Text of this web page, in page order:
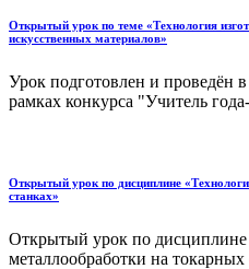
Открытый урок по теме «Технология
искусственных материалов»
Урок подготовлен и проведён
рамках конкурса "Учитель
Открытый урок по дисциплине
станках»
Открытый урок по дисциплине
металлообработки на токарных